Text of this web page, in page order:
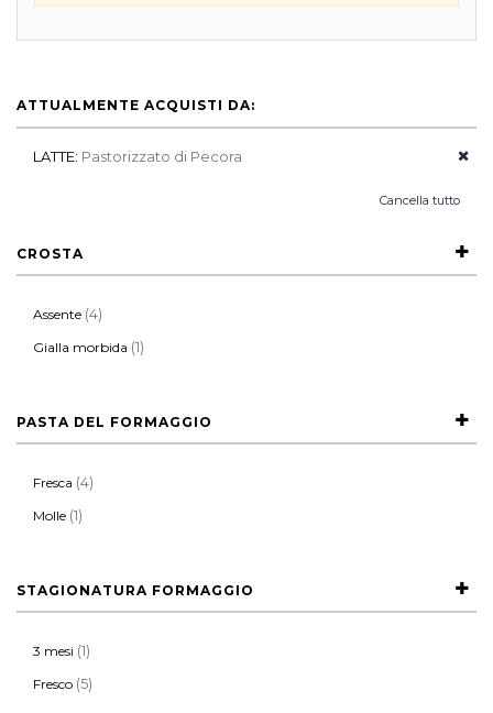
ATTUALMENTE ACQUISTI DA:
LATTE: Pastorizzato di Pecora
Cancella tutto
CROSTA
Assente (4)
Gialla morbida (1)
PASTA DEL FORMAGGIO
Fresca (4)
Molle (1)
STAGIONATURA FORMAGGIO
3 mesi (1)
Fresco (5)